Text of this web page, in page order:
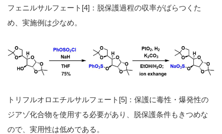
フェニルサルフェート[4]：脱保護過程の収率がばらつくた
め、実施例は少なめ。
トリフルオロエチルサルフェート[5]：保護に毒性・爆発性の
ジアゾ化合物を使用する必要があり、脱保護条件もきつめな
ので、実用性は低めである。